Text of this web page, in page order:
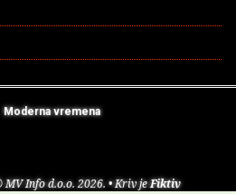
Moderna vremena
Info d.o.o. 2026. • Kriv jeFiktiv